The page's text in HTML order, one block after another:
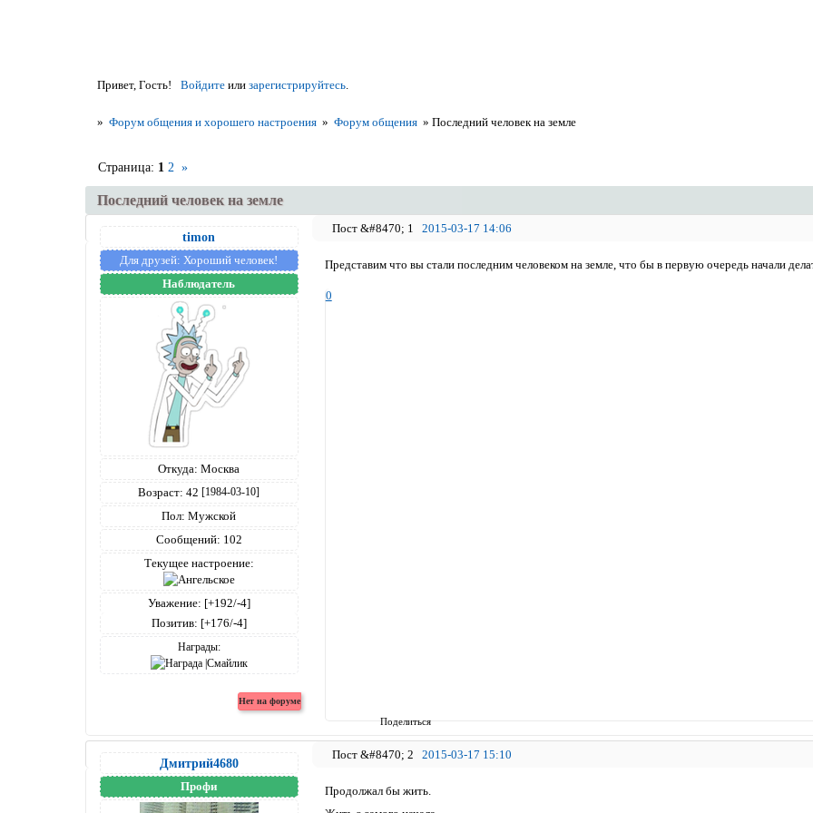
Привет, Гость! Войдитеили зарегистрируйтесь.
» Форум общения и хорошего настроения » Форум общения »Последний человек на земле
Последний человек на земле
Страница: 1 2 »
Поделиться
1 2015-03-17 14:06
timon
Для друзей: Хороший человек!
Наблюдатель
Откуда: Москва
Возраст: 42 [1984-03-10]
Пол: Мужской
Сообщений: 102
Текущее настроение:
Уважение: [+192/-4]
Позитив: [+176/-4]
Награды:
Представим что вы стали последним человеком на земле, что бы в первую очередь начали
0
2 2015-03-17 15:10
Дмитрий4680
Профи
Продолжал бы жить.